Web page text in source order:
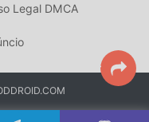
Legal DMCA